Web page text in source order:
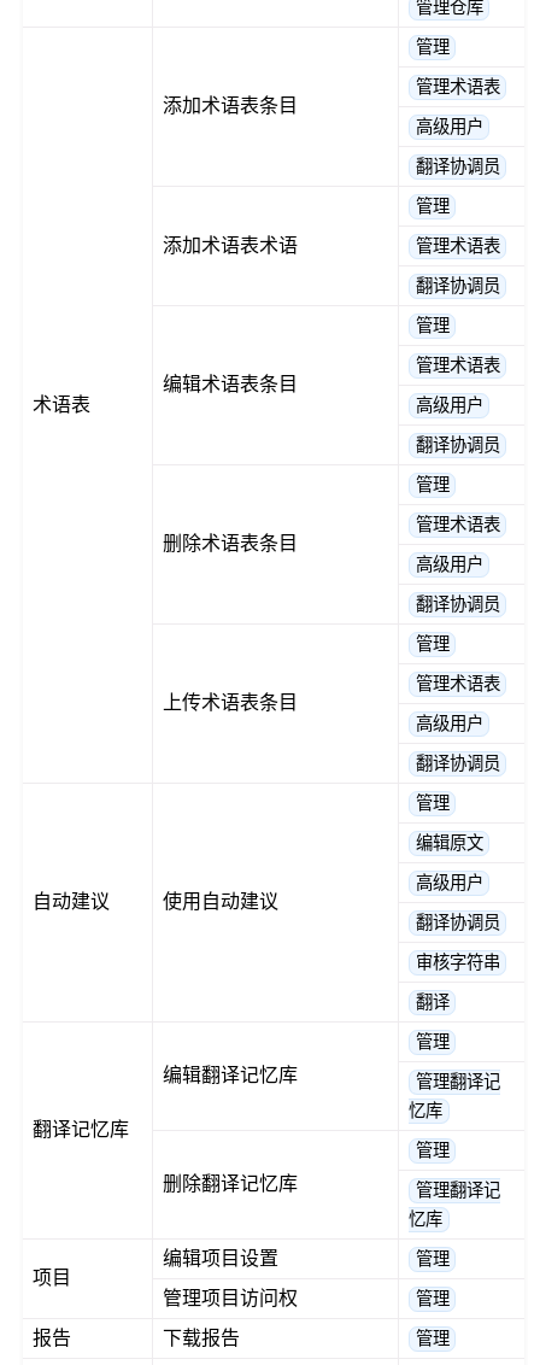
管理仓库
术语表
添加术语表条目
管理
管理术语表
高级用户
翻译协调员
添加术语表术语
管理
管理术语表
翻译协调员
编辑术语表条目
管理
管理术语表
高级用户
翻译协调员
删除术语表条目
管理
管理术语表
高级用户
翻译协调员
上传术语表条目
管理
管理术语表
高级用户
翻译协调员
自动建议 使用自动建议
管理
编辑原文
高级用户
翻译协调员
审核字符串
翻译
翻译记忆库
编辑翻译记忆库
管理
管理翻译记
忆库
删除翻译记忆库
管理
管理翻译记
忆库
项目
编辑项目设置 管理
管理项目访问权 管理
报告 下载报告 管理